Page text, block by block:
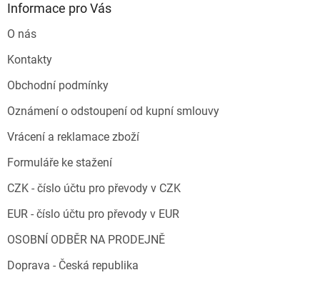
Informace pro Vás
O nás
Kontakty
Obchodní podmínky
Oznámení o odstoupení od kupní smlouvy
Vrácení a reklamace zboží
Formuláře ke stažení
CZK - číslo účtu pro převody v CZK
EUR - číslo účtu pro převody v EUR
OSOBNÍ ODBĚR NA PRODEJNĚ
Doprava - Česká republika